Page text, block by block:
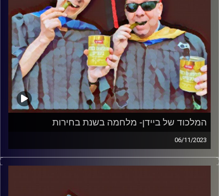
המלכוד של ביידן- מלחמה בשנת בחירות
06/11/2023
המערכת הפוליטית על ספת הפסיכולוג, עם פרופסור בועז בן-
דוד ופרופסור גלעד הירשברגר.